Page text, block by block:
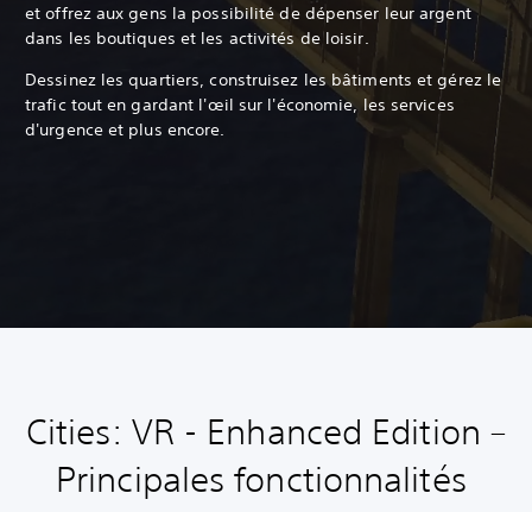
et offrez aux gens la possibilité de dépenser leur argent
dans les boutiques et les activités de loisir.
Dessinez les quartiers, construisez les bâtiments et gérez le
trafic tout en gardant l'œil sur l'économie, les services
d'urgence et plus encore.
Cities: VR - Enhanced Edition –
Principales fonctionnalités